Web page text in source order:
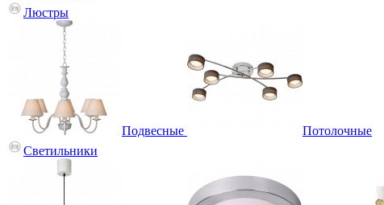
Люстры
Подвесные
Потолочные
Светильники